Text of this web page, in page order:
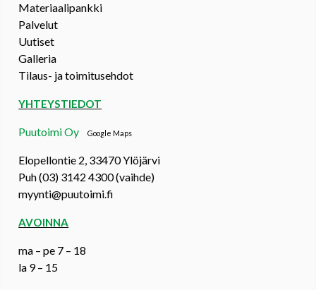
Materiaalipankki
Palvelut
Uutiset
Galleria
Tilaus- ja toimitusehdot
YHTEYSTIEDOT
Puutoimi OyGoogle Maps
Elopellontie 2, 33470 Ylöjärvi
Puh (03) 3142 4300 (vaihde)
myynti@puutoimi.fi
AVOINNA
ma – pe 7 – 18
la 9 – 15